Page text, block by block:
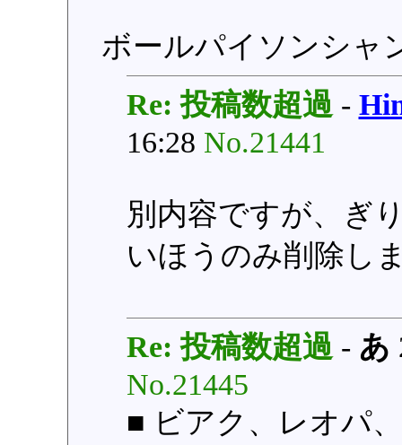
ボールパイソンシャ
Re: 投稿数超過 -
16:28 No.21441
別内容ですが、ぎ
いほうのみ削除し
Re: 投稿数超過 - あ
No.21445
■ ビアク、レオパ